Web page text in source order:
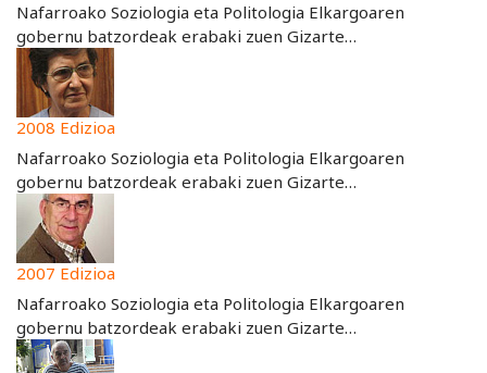
Nafarroako Soziologia eta Politologia Elkargoaren
gobernu batzordeak erabaki zuen Gizarte…
2008 Edizioa
Nafarroako Soziologia eta Politologia Elkargoaren
gobernu batzordeak erabaki zuen Gizarte…
2007 Edizioa
Nafarroako Soziologia eta Politologia Elkargoaren
gobernu batzordeak erabaki zuen Gizarte…